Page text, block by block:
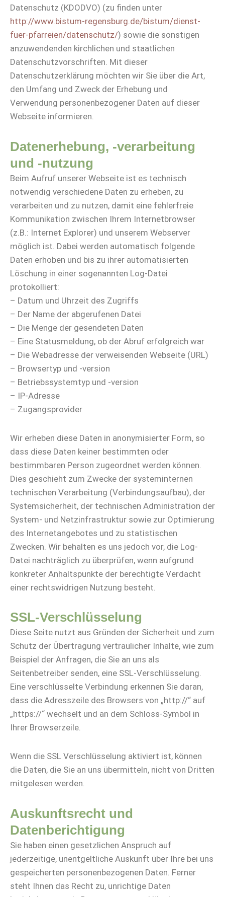
Datenschutz (KDODVO) (zu finden unter
http://www.bistum-regensburg.de/bistum/dienst-
fuer-pfarreien/datenschutz/) sowie die sonstigen
anzuwendenden kirchlichen und staatlichen
Datenschutzvorschriften. Mit dieser
Datenschutzerklärung möchten wir Sie über die Art,
den Umfang und Zweck der Erhebung und
Verwendung personenbezogener Daten auf dieser
Webseite informieren.
Datenerhebung, -verarbeitung
und -nutzung
Beim Aufruf unserer Webseite ist es technisch
notwendig verschiedene Daten zu erheben, zu
verarbeiten und zu nutzen, damit eine fehlerfreie
Kommunikation zwischen Ihrem Internetbrowser
(z.B.: Internet Explorer) und unserem Webserver
möglich ist. Dabei werden automatisch folgende
Daten erhoben und bis zu ihrer automatisierten
Löschung in einer sogenannten Log-Datei
protokolliert:
– Datum und Uhrzeit des Zugriffs
– Der Name der abgerufenen Datei
– Die Menge der gesendeten Daten
– Eine Statusmeldung, ob der Abruf erfolgreich war
– Die Webadresse der verweisenden Webseite (URL)
– Browsertyp und -version
– Betriebssystemtyp und -version
– IP-Adresse
– Zugangsprovider
Wir erheben diese Daten in anonymisierter Form, so
dass diese Daten keiner bestimmten oder
bestimmbaren Person zugeordnet werden können.
Dies geschieht zum Zwecke der systeminternen
technischen Verarbeitung (Verbindungsaufbau), der
Systemsicherheit, der technischen Administration der
System- und Netzinfrastruktur sowie zur Optimierung
des Internetangebotes und zu statistischen
Zwecken. Wir behalten es uns jedoch vor, die Log-
Datei nachträglich zu überprüfen, wenn aufgrund
konkreter Anhaltspunkte der berechtigte Verdacht
einer rechtswidrigen Nutzung besteht.
SSL-Verschlüsselung
Diese Seite nutzt aus Gründen der Sicherheit und zum
Schutz der Übertragung vertraulicher Inhalte, wie zum
Beispiel der Anfragen, die Sie an uns als
Seitenbetreiber senden, eine SSL-Verschlüsselung.
Eine verschlüsselte Verbindung erkennen Sie daran,
dass die Adresszeile des Browsers von „http://“ auf
„https://“ wechselt und an dem Schloss-Symbol in
Ihrer Browserzeile.
Wenn die SSL Verschlüsselung aktiviert ist, können
die Daten, die Sie an uns übermitteln, nicht von Dritten
mitgelesen werden.
Auskunftsrecht und
Datenberichtigung
Sie haben einen gesetzlichen Anspruch auf
jederzeitige, unentgeltliche Auskunft über Ihre bei uns
gespeicherten personenbezogenen Daten. Ferner
steht Ihnen das Recht zu, unrichtige Daten